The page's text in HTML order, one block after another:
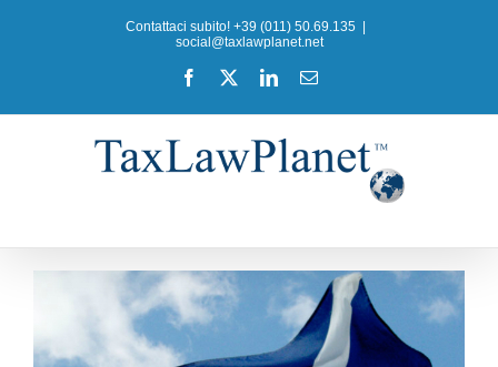
Contattaci subito! +39 (011) 50.69.135
social@taxlawplanet.net
Facebook LinkedInEmail